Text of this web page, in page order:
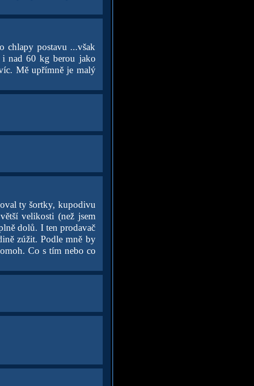
chlapy postavu ...však
i nad 60 kg berou jako
Mě upřímně je malý
ty šortky, kupodivu
velikosti (než jsem
dolů. I ten prodavač
zúžit. Podle mně by
Co s tím nebo co